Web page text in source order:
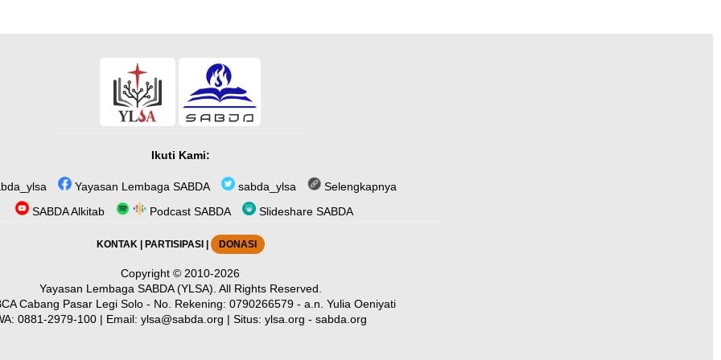
Ikuti Kami:
Yayasan Lembaga SABDA sabda_ylsa
Selengkapnya
SABDA Alkitab
Podcast SABDA Slideshare SABDA
KONTAK | PARTISIPASI| DONASI
Copyright © 2010-2026
Yayasan Lembaga SABDA (YLSA). All Rights Reserved.
Cabang Pasar Legi Solo - No. Rekening: 0790266579 - a.n. Yulia Oeniyati
0881-2979-100| Email: ylsa@sabda.org | Situs: ylsa.org - sabda.org